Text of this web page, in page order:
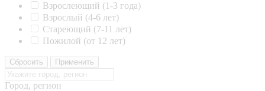
Взрослеющий (1-3 года)
Взрослый (4-6 лет)
Стареющий (7-11 лет)
Пожилой (от 12 лет)
Сбросить Применить
Город, регион